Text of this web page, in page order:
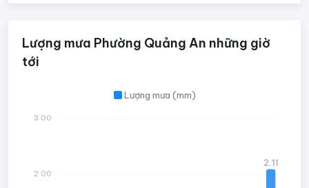
Lượng mưa Phường Quảng An những giờ
tới
Lượng mưa (mm)
2.11
3.00
2.00